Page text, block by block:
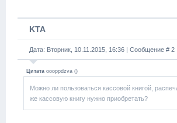
KTA
Дата: Вторник, 10.11.2015, 16:36 | Сообщение # 2
Цитата oooppdzva ()
Можно ли пользоваться кассовой книгой,
же кассовую книгу нужно приобретать?